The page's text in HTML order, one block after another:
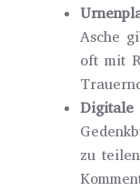
Asche
oft mit
Digitale
zu